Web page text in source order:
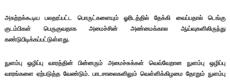
அகற்றக்கூடிய பலதரப்பட்ட பொருட்களையும் ஓரிடத்தில் தேக்கி வைப்பதால் டெங்கு
குடம்பிகள் பெருகுவதாக அமைச்சின் அண்மைக்கால ஆய்வுகளிலிருந்து
கண்டுபிடிக்கப்பட்டுள்ளது.
நுளம்பு ஒழிப்பு வாரத்தின் பின்னரும் அமைச்சுக்கள் வெவ்வேறான நுளம்பு ஒழிப்பு
வாரங்களை ஏற்படுத்த வேண்டும். பாடசாலைகளிலும் வெள்ளிக்கிழமை தோறும் நுளம்பு